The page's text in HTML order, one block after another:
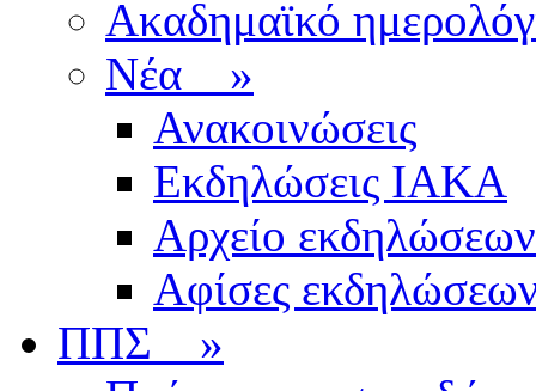
Ακαδημαϊκό
Νέα »
Ανακοινώσεις
Εκδηλώσεις ΙΑΚΑ
Αρχείο εκδηλώσεων
Αφίσες
ΠΠΣ »